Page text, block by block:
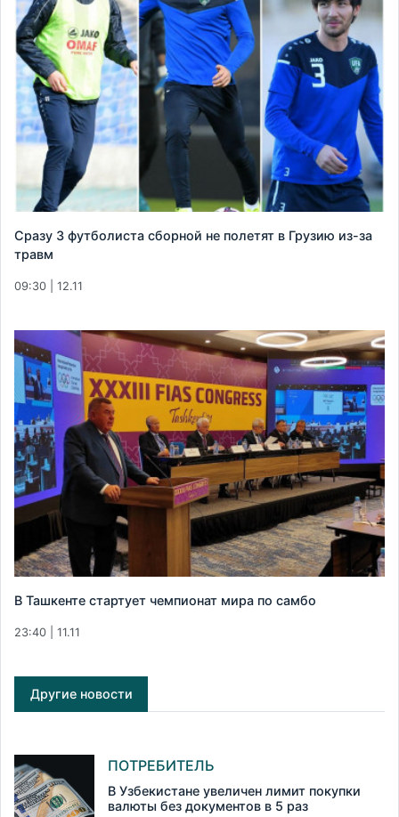
Сразу 3 футболиста сборной не полетят в Грузию из-за
травм
09:30 | 12.11
В Ташкенте стартует чемпионат мира по самбо
23:40 | 11.11
Другие новости
ПОТРЕБИТЕЛЬ
В Узбекистане увеличен лимит покупки
валюты без документов в 5 раз